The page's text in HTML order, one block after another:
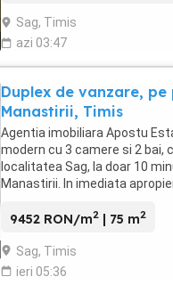
Sag, Timis
azi 03:47
Duplex de vanzare,
Manastirii, Timis
Agentia imobiliara Apostu
modern cu 3 camere si 2 bai,
localitatea Sag, la doar 10
Manastirii. In imediata
9452 RON/m2 | 75 m2
Sag, Timis
ieri 05:36